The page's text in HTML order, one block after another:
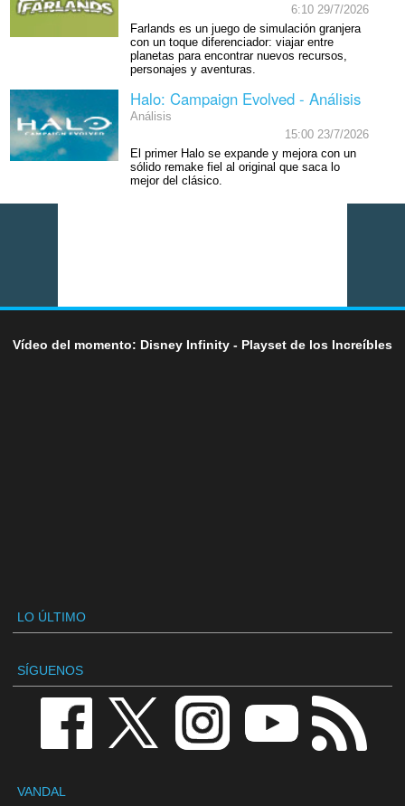
6:10 29/7/2026
Farlands es un juego de simulación granjera
con un toque diferenciador: viajar entre
planetas para encontrar nuevos recursos,
personajes y aventuras.
Halo: Campaign Evolved - Análisis
Análisis
15:00 23/7/2026
El primer Halo se expande y mejora con un
sólido remake fiel al original que saca lo
mejor del clásico.
Vídeo del momento: Disney Infinity - Playset de los Increíbles
LO ÚLTIMO
SÍGUENOS
VANDAL